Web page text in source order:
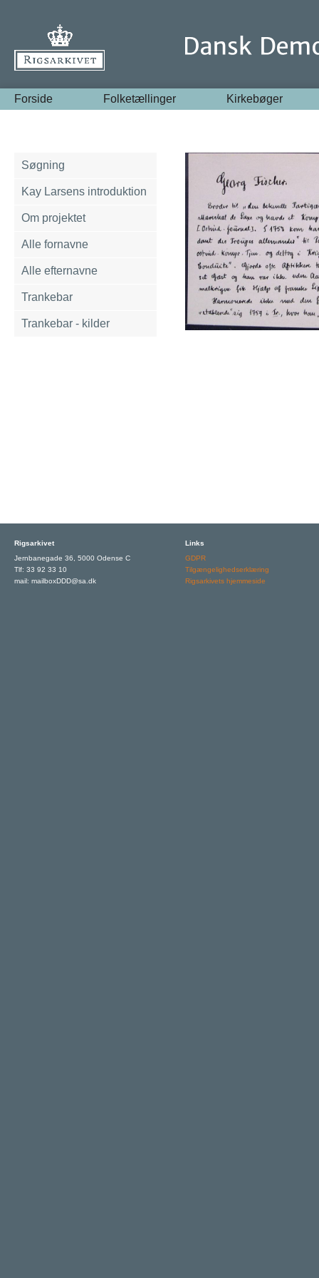
Forside Folketællinger Kirkebøger
Søgning
Kay Larsens introduktion
Om projektet
Alle fornavne
Alle efternavne
Trankebar
Trankebar - kilder
Rigsarkivet
Jernbanegade 36, 5000 Odense C
Tlf: 33 92 33 10
mail: mailboxDDD@sa.dk
Links
GDPR
Tilgængelighedserklæring
Rigsarkivets hjemmeside